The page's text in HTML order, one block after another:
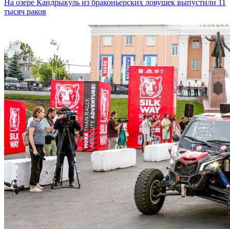
На озере Кандрыкуль из браконьерских ловушек выпустили 11
тысяч раков